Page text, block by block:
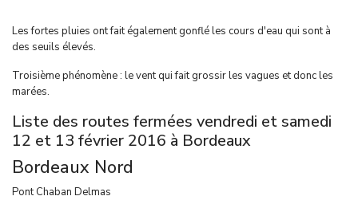
Les fortes pluies ont fait également gonflé les cours d'eau qui sont à
des seuils élevés.
Troisième phénomène : le vent qui fait grossir les vagues et donc les
marées.
Liste des routes fermées vendredi et samedi
12 et 13 février 2016 à Bordeaux
Bordeaux Nord
Pont Chaban Delmas